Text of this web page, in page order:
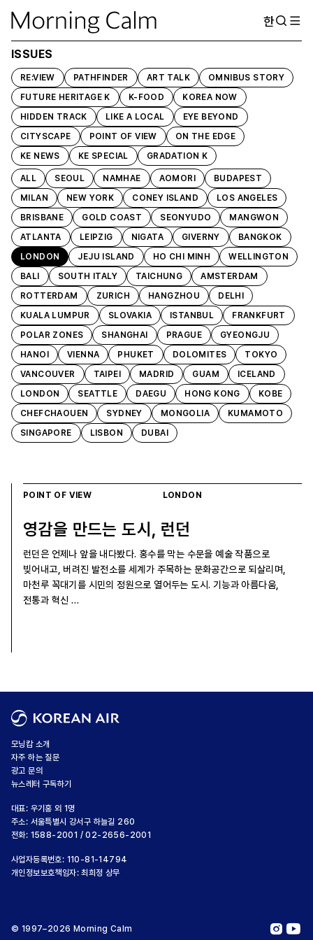
한
ISSUES
RE:VIEW PATHFINDER ART TALK
OMNIBUS STORY
FUTURE HERITAGE K
K-FOOD
KOREA NOW
HIDDEN TRACK
LIKE A LOCAL
EYE BEYOND
CITYSCAPE
POINT OF VIEW
ON THE EDGE
KE NEWS
KE SPECIAL GRADATION K
ALL SEOUL NAMHAE AOMORI
BUDAPEST
MILAN
NEW YORK CONEY ISLAND
LOS ANGELES
BRISBANE
GOLD COAST SEONYUDO
MANGWON
ATLANTA
LEIPZIG NIGATA GIVERNY
BANGKOK
LONDON
JEJU ISLAND HO CHI MINH
WELLINGTON
BALI
SOUTH ITALY TAICHUNG
AMSTERDAM
ROTTERDAM
ZURICH HANGZHOU
DELHI
KUALA LUMPUR
SLOVAKIA ISTANBUL
FRANKFURT
POLAR ZONES
SHANGHAI PRAGUE
GYEONGJU
HANOI
VIENNA PHUKET DOLOMITES
TOKYO
VANCOUVER
TAIPEI MADRID GUAM
ICELAND
LONDON
SEATTLE DAEGU HONG KONG
KOBE
CHEFCHAOUEN
SYDNEY MONGOLIA
KUMAMOTO
SINGAPORE
LISBON DUBAI
POINT OF VIEW LONDON
영감을 만드는 도시, 런던
런던은 언제나 앞을 내다봤다. 홍수를 막는 수문을 예술 작품으로
빚어내고, 버려진 발전소를 세계가 주목하는 문화공간으로 되살리며,
마천루 꼭대기를 시민의 정원으로 열어두는 도시. 기능과 아름다움,
전통과 혁신 …
모닝캄 소개
자주 하는 질문
광고 문의
뉴스레터 구독하기
대표: 우기홍 외 1명
주소: 서울특별시 강서구 하늘길 260
전화: 1588-2001 / 02-2656-2001
사업자등록번호: 110-81-14794
개인정보보호책임자: 최희정 상무
© 1997–2026 Morning Calm